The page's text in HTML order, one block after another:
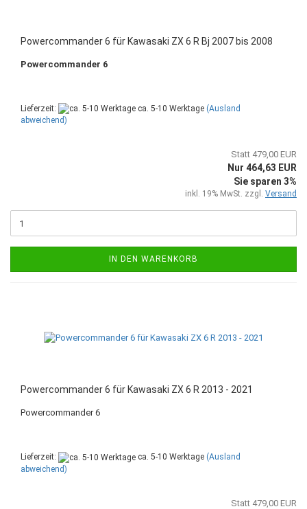
Powercommander 6 für Kawasaki ZX 6 R Bj 2007 bis 2008
Powercommander 6
Lieferzeit: ca. 5-10 Werktage (Ausland
abweichend)
Statt 479,00 EUR
Nur 464,63 EUR
Sie sparen 3%
inkl. 19% MwSt. zzgl. Versand
IN DEN WARENKORB
Powercommander 6 für Kawasaki ZX 6 R 2013 - 2021
Powercommander 6
Lieferzeit: ca. 5-10 Werktage (Ausland
abweichend)
Statt 479,00 EUR